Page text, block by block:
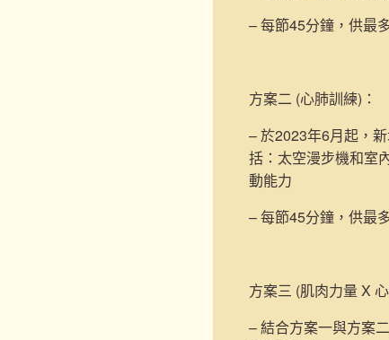
– 每節45分鐘，供最
方案二 (心肺訓練) ：
– 於2023年6月起，
括：太空漫步機和室
動能力
– 每節45分鐘，供最
方案三 (肌肉力量 X
– 結合方案一與方案